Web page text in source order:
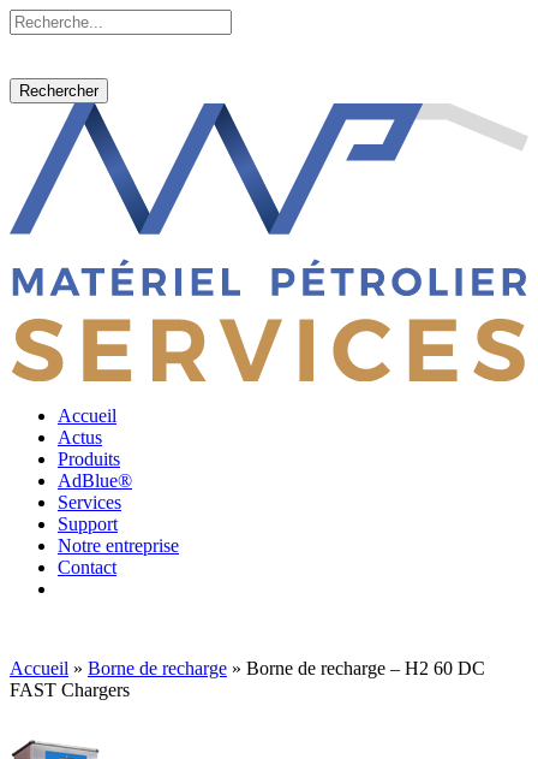
Rechercher
Accueil
Actus
Produits
AdBlue®
Services
Support
Notre entreprise
Contact
Accueil » Borne de recharge » Borne de recharge – H2 60 DC
FAST Chargers